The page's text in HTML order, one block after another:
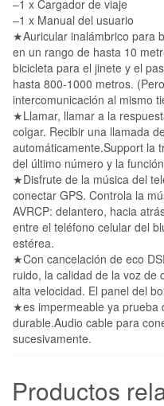
–1 x Cargador de viaje
–1 x Manual del usuario
★Auricular inalámbrico para
en un rango de hasta 10
bicicleta para el jinete y el
hasta 800-1000 metros.
intercomunicación al mismo
★Llamar, llamar a la
colgar. Recibir una llamada
automáticamente.Support la
del último número y la
★Disfrute de la música del
conectar GPS. Controla la
AVRCP: delantero, hacia
entre el teléfono celular del
estérea.
★Con cancelación de eco
ruido, la calidad de la voz de
alta velocidad. El panel del
★es impermeable ya prueba
durable.Audio cable para
sucesivamente.
Productos